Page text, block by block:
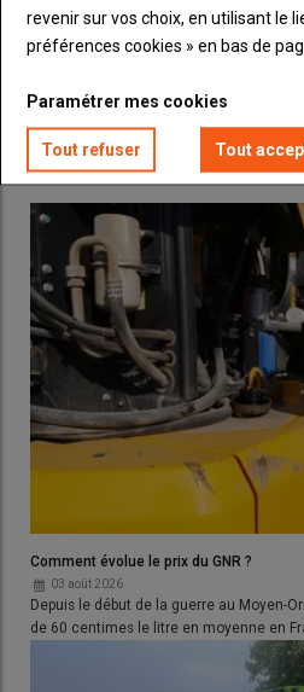
Une huile moteur est composée
recyclée ou régénérée) ou
fournisseur de fluide ajoute 10 à 30
Ces derniers assurent la protection
lubrification à froid, la résistance à
nettoyage des dépôts de
systèmes de dépollution. Le
normes API
ACEA
Normes ACEA et API,
LES PLUS LUS
Comment évolue le prix du GNR ?
03 août 2026
Depuis le début de la guerre au Moyen-
de 60 centimes le litre en moyenne en
revenir sur vos choix, en utilisant le
préférences cookies » en bas de
Paramétrer mes cookies
Tout refuser Tout